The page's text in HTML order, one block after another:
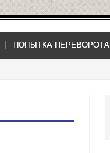
ПОПЫТКА ПЕРЕВОРОТА